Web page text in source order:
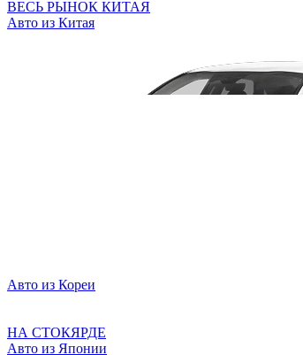
ВЕСЬ РЫНОК КИТАЯ
Авто из Китая
Авто из Кореи
НА СТОКЯРДЕ
Авто из Японии